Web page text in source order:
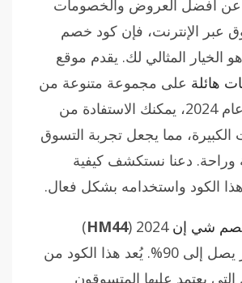
عن أفضل العروض والخصومات
عبر الإنترنت، فإن كود خصم
هائلةعلى مجموعة متنوعة من
المنتجات. في عام 2024، يمكنك الاستفادة من
مما يجعل تجربة التسوق
وراحة. دعنا نستكشف كيفية
الكود واستخدامه بشكل فعال.
شي إن2024 (
HM44
)
واستمتع بتوفير يصل إلى 90%. يُعد هذا الكود من
يعتمد عليها المتسوقون